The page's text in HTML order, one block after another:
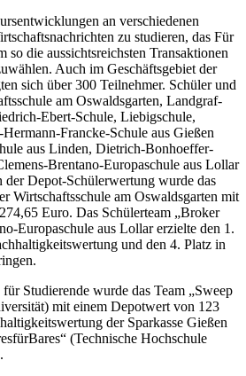
an verschiedenen
zu studieren, das Für
so die aussichtsreichsten Transaktionen
Auch im Geschäftsgebiet der
sich über 300 Teilnehmer. Schüler und
am Oswaldsgarten, Landgraf-
Ebert-Schule, Liebigschule,
Francke-Schule aus Gießen
aus Linden, Dietrich-Bonhoeffer-
Brentano-Europaschule aus Lollar
der Depot-Schülerwertung wurde das
Wirtschaftsschule am Oswaldsgarten mit
Euro. Das Schülerteam „Broker
Europaschule aus Lollar erzielte den 1.
und den 4. Platz in
Studierende wurde das Team „Sweep
mit einem Depotwert von 123
der Sparkasse Gießen
(Technische Hochschule